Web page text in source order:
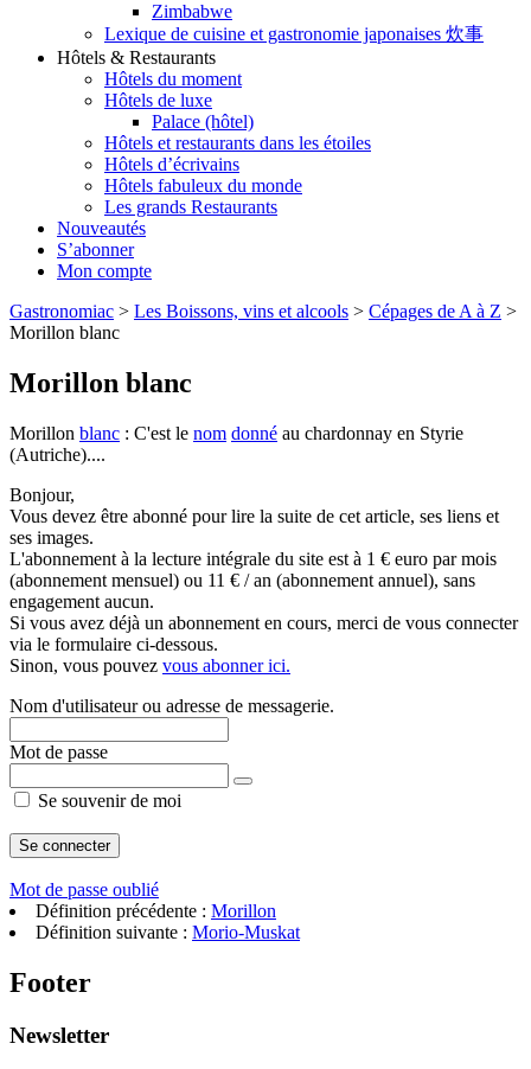
Zimbabwe
Lexique de cuisine et gastronomie japonaises 炊事
Hôtels & Restaurants
Hôtels du moment
Hôtels de luxe
Palace (hôtel)
Hôtels et restaurants dans les étoiles
Hôtels d’écrivains
Hôtels fabuleux du monde
Les grands Restaurants
Nouveautés
S’abonner
Mon compte
Gastronomiac > Les Boissons, vins et alcools > Cépages de A à Z >
Morillon blanc
Morillon blanc
Morillon blanc : C'est le nom donné au chardonnay en Styrie
(Autriche)....
Bonjour,
Vous devez être abonné pour lire la suite de cet article, ses liens et
ses images.
L'abonnement à la lecture intégrale du site est à 1 € euro par mois
(abonnement mensuel) ou 11 € / an (abonnement annuel), sans
engagement aucun.
Si vous avez déjà un abonnement en cours, merci de vous connecter
via le formulaire ci-dessous.
Sinon, vous pouvez vous abonner ici.
Nom d'utilisateur ou adresse de messagerie.
Mot de passe
Se souvenir de moi
Mot de passe oublié
Définition précédente : Morillon
Définition suivante : Morio-Muskat
Footer
Newsletter